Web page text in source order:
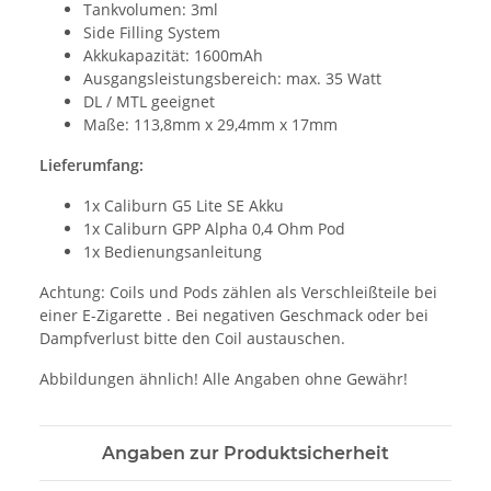
Tankvolumen: 3ml
Side Filling System
Akkukapazität: 1600mAh
Ausgangsleistungsbereich: max. 35 Watt
DL / MTL geeignet
Maße: 113,8mm x 29,4mm x 17mm
Lieferumfang:
1x Caliburn G5 Lite SE Akku
1x Caliburn GPP Alpha 0,4 Ohm Pod
1x Bedienungsanleitung
Achtung: Coils und Pods zählen als Verschleißteile bei
einer E-Zigarette . Bei negativen Geschmack oder bei
Dampfverlust bitte den Coil austauschen.
Abbildungen ähnlich! Alle Angaben ohne Gewähr!
Angaben zur Produktsicherheit